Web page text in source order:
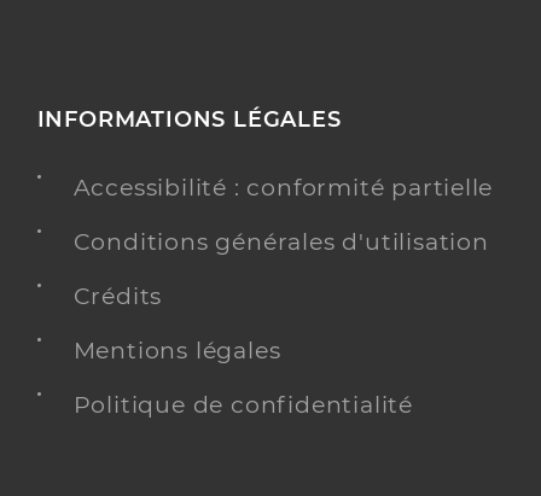
INFORMATIONS LÉGALES
Accessibilité : conformité partielle
Conditions générales d'utilisation
Crédits
Mentions légales
Politique de confidentialité